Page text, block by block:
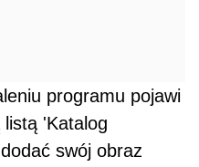
programu pojawi
'Katalog
swój obraz